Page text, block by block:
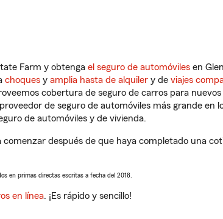
Farm y obtenga el seguro de automóviles en
choques y amplia hasta de alquiler y de viajes
cobertura de seguro de carros para
de seguro de automóviles más grande en
de automóviles y de vivienda.
después de que haya completado una
en primas directas escritas a fecha del 2018.
en línea. ¡Es rápido y sencillo!